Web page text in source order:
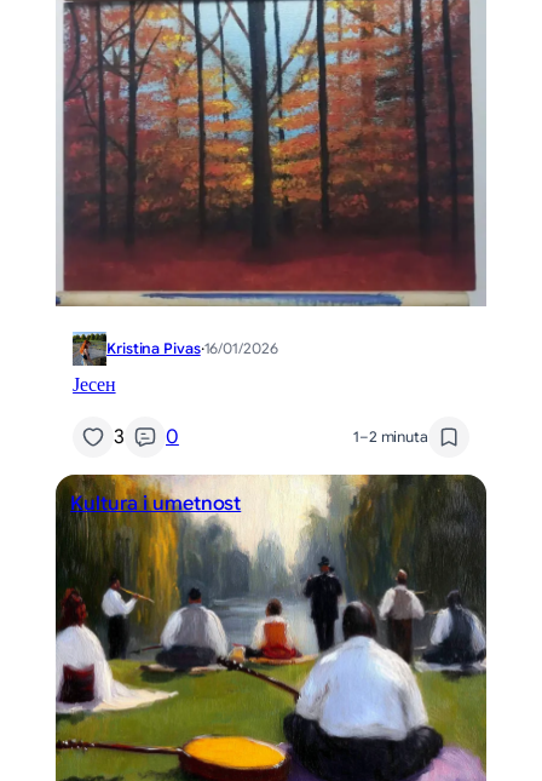
Kristina Pivas·16/01/2026
Јесен
3 0 1–2 minuta
Kultura i umetnost